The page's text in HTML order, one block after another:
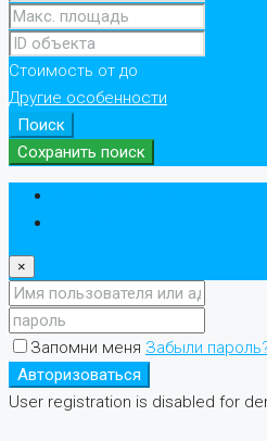
Стоимость от до
Другие особенности
Поиск
Сохранить поиск
×
Запомни меня Забыли
Авторизоваться
User registration is disabled for